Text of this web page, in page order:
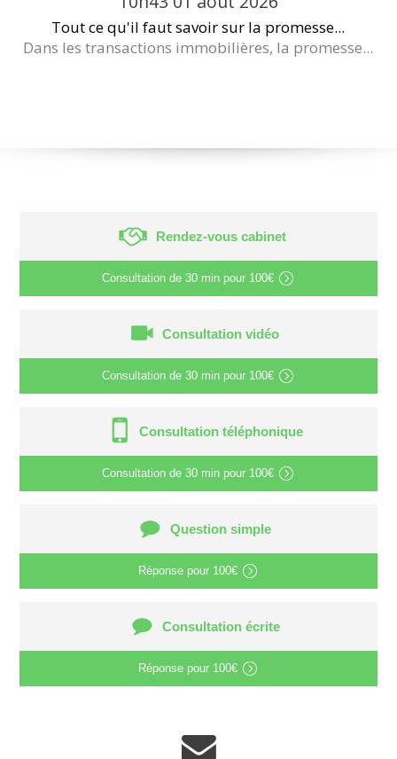
Tout ce qu'il faut savoir sur la promesse...
Dans les transactions immobilières, la promesse...
Rendez-vous cabinet
Consultation de 30 min pour 100€
Consultation vidéo
Consultation de 30 min pour 100€
Consultation téléphonique
Consultation de 30 min pour 100€
Question simple
Réponse pour 100€
Consultation écrite
Réponse pour 100€